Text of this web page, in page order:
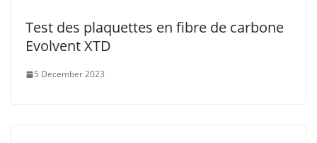
Test des plaquettes en fibre de carbone
Evolvent XTD
5 December 2023